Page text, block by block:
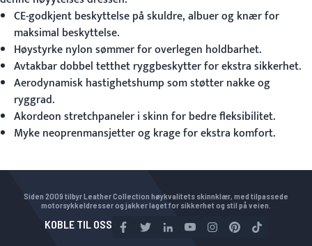
CE-godkjent beskyttelse på skuldre, albuer og knær for
maksimal beskyttelse.
Høystyrke nylon sømmer for overlegen holdbarhet.
Avtakbar dobbel tetthet ryggbeskytter for ekstra sikkerhet.
Aerodynamisk hastighetshump som støtter nakke og
ryggrad.
Akordeon stretchpaneler i skinn for bedre fleksibilitet.
Myke neoprenmansjetter og krage for ekstra komfort.
Siden 2009 tilbyr Leather Collection høykvalitets skinnklær, med tilpassede
motorsykkeldresser og jakker laget for sikkerhet og stil på veien.
KOBLE TIL OSS